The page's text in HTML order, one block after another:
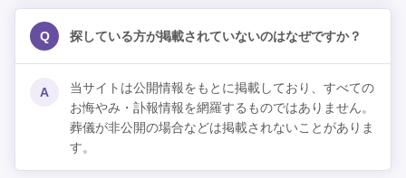
Q 探している方が掲載されていないのはなぜですか？
A
当サイトは公開情報をもとに掲載しており、すべての
お悔やみ・訃報情報を網羅するものではありません。
葬儀が非公開の場合などは掲載されないことがありま
す。